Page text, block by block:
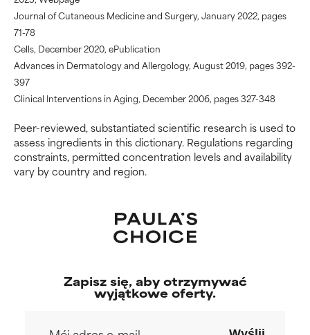
Journal of Cutaneous Medicine and Surgery, January 2022, pages
71-78
Cells, December 2020, ePublication
Advances in Dermatology and Allergology, August 2019, pages 392-
397
Clinical Interventions in Aging, December 2006, pages 327-348
Peer-reviewed, substantiated scientific research is used to
assess ingredients in this dictionary. Regulations regarding
constraints, permitted concentration levels and availability
vary by country and region.
Zapisz się, aby otrzymywać
wyjątkowe oferty.